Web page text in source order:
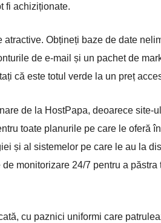
fi achiziționate.
Obțineți baze de date
de e-mail și un pachet de
că este totul verde la un preț
de la HostPapa, deoarece site-
toate planurile pe care le oferă
și al sistemelor pe care le au la
monitorizare 24/7 pentru a păstra
cu paznici uniformi care